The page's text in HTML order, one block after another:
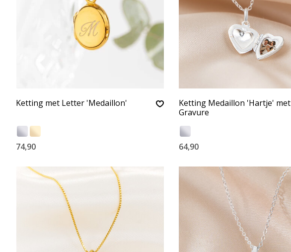
Ketting met Letter 'Medaillon'
74,90
Ketting Medaillon 'Hartje' met
Gravure
64,90